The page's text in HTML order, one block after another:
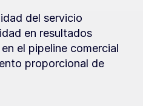
del servicio
en resultados
el pipeline comercial
proporcional de